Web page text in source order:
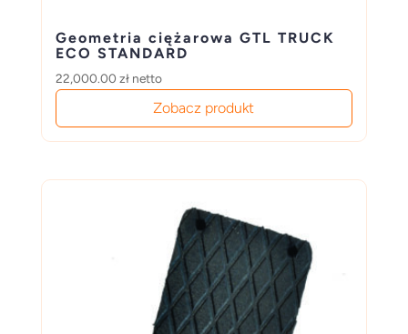
Geometria ciężarowa GTL TRUCK
ECO STANDARD
22,000.00 zł netto
Zobacz produkt